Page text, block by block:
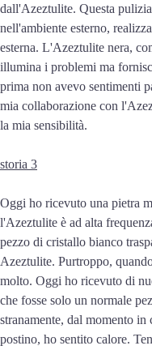
dall'Azeztulite. Questa
nell'ambiente esterno,
esterna. L'Azeztulite nera,
illumina i problemi ma
prima non avevo sentimenti
mia collaborazione con
la mia sensibilità.
storia 3
Oggi ho ricevuto una pietra
l'Azeztulite è ad alta
pezzo di cristallo bianco
Azeztulite. Purtroppo,
molto. Oggi ho ricevuto di
che fosse solo un normale
stranamente, dal momento
postino, ho sentito calore.